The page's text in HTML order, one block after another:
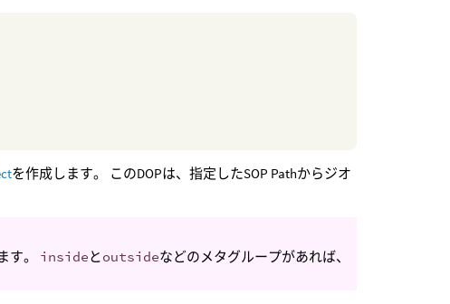
を作成します。 このDOPは、指定したSOP Pathからジオ
す。 insideとoutsideなどのメタグループがあれば、